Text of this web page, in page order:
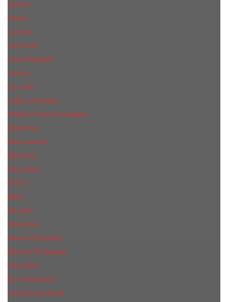
КиLian
Kenzo
Lacoste
Lancome
Laura Biagiotti
Lanvin
Lе Lab0
Lolita Lempicka
Maison Francis Kurkdjian
Madonna
Marc Jacobs
Mancera
Max Mara
M.А.C.
Mexx
Miu Miu
Mоsсhino
Naomi Campbell
Narciso Rodriguez
Nina Ricci
Paco Rabanne
Parfums de Marly